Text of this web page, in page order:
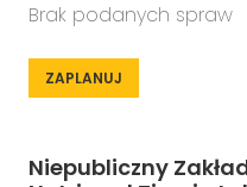
Brak podanych spraw
ZAPLANUJ
Niepubliczny